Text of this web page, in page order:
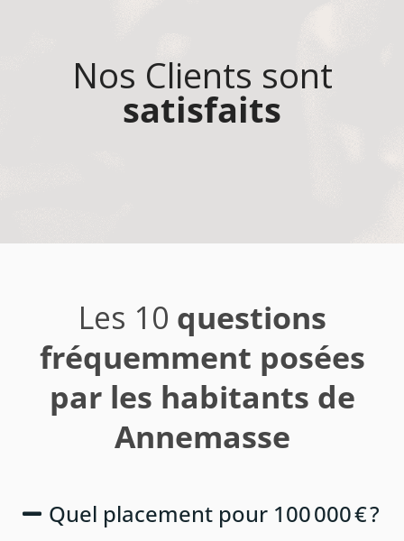
Nos Clients sont
satisfaits
Les 10 questions
fréquemment posées
par les habitants de
Annemasse
Quel placement pour 100 000 € ?